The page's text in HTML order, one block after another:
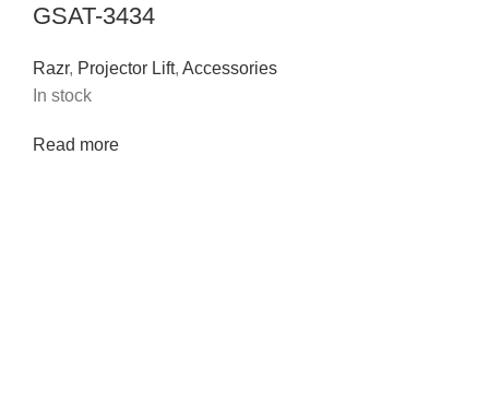
GSAT-3434
Razr, Projector Lift, Accessories
In stock
Read more